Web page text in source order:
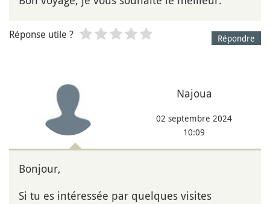
Répondre
Réponse utile ?
Najoua
02 septembre 2024
10:09
Bonjour,
Si tu es intéressée par quelques visites